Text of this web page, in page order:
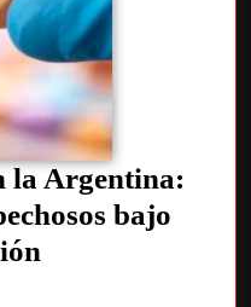
la Argentina:
bajo